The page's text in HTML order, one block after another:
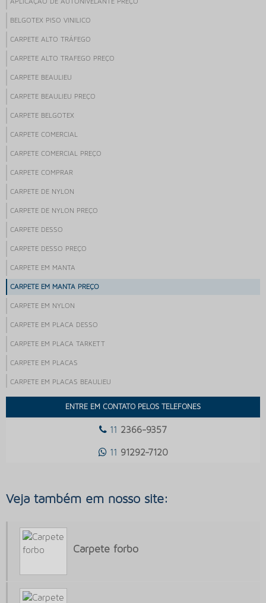
BELGOTEX PISO VINILICO
CARPETE ALTO TRÁFEGO
CARPETE ALTO TRAFEGO PREÇO
CARPETE BEAULIEU
CARPETE BEAULIEU PREÇO
CARPETE BELGOTEX
CARPETE COMERCIAL
CARPETE COMERCIAL PREÇO
CARPETE COMPRAR
CARPETE DE NYLON
CARPETE DE NYLON PREÇO
CARPETE DESSO
CARPETE DESSO PREÇO
CARPETE EM MANTA
CARPETE EM MANTA PREÇO
CARPETE EM NYLON
CARPETE EM PLACA DESSO
CARPETE EM PLACA TARKETT
CARPETE EM PLACAS
CARPETE EM PLACAS BEAULIEU
CARPETE EM PLACAS PARA PISO ELEVADO
CARPETE EM PLACAS VALOR
CARPETE EM ROLO PREÇO
CARPETE FORBO
CARPETE INSTALAÇÃO
CARPETE MODULAR ONDE COMPRAR
ENTRE EM CONTATO PELOS TELEFONES
11 2366-9357
11 91292-7120
Veja também em nosso site:
Carpete forbo